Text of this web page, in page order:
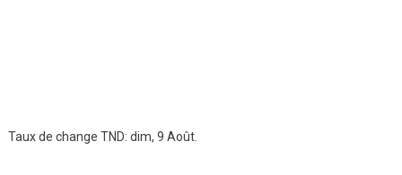
Taux de change TND: dim, 9 Août.